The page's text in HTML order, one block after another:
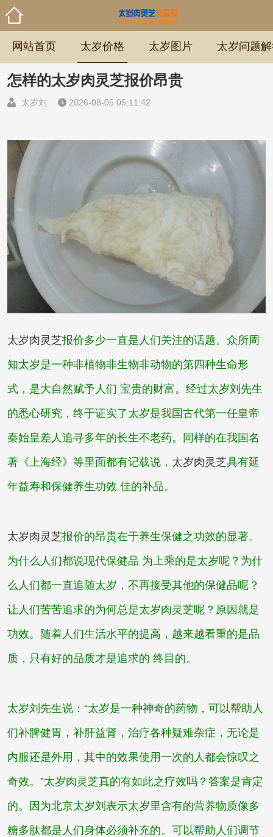
网站首页 太岁价格 太岁图片 太岁问题
怎样的太岁肉灵芝报价昂贵
太岁刘 2026-08-05 05:11:42
太岁肉灵芝报价多少一直是人们关注的话题。众所周
知太岁是一种非植物非生物非动物的第四种生命形
式，是大自然赋予人们 宝贵的财富。经过太岁刘先生
的悉心研究，终于证实了太岁是我国古代第一任皇帝
秦始皇差人追寻多年的长生不老药。同样的在我国名
著《上海经》等里面都有记载说， 太岁肉灵芝具有延
年益寿和保健养生功效 佳的补品。
太岁肉灵芝报价的昂贵在于养生保健之功效的显著。
为什么人们都说现代保健品 为上乘的是太岁呢？为什
么人们都一直追随太岁，不再接受其他的保健品呢？
让人们苦苦追求的为何总是太岁肉灵芝呢？原因就是
功效。随着人们生活水平的提高，越来越看重的是品
质，只有好的品质才是追求的 终目的。
太岁刘先生说：“太岁是一种神奇的药物，可以帮助人
们补脾健胃，补肝益肾，治疗各种疑难杂症，无论是
内服还是外用，其中的效果使用一次的人都会惊叹之
奇效。”太岁肉灵芝真的有如此之疗效吗？答案是肯定
的。因为北京太岁刘 表示太岁里含有的营养物质像多
糖多肽都是人们身体必须补充的。可以帮助人们调节